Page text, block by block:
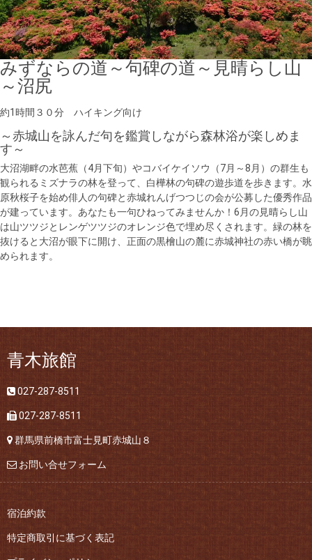
みずならの道～句碑の道～見晴らし山
～沼尻
約1時間３０分 ハイキング向け
～赤城山を詠んだ句を鑑賞しながら森林浴が楽しめま
す～
大沼湖畔の水芭蕉（4月下旬）やコバイケイソウ（7月～8月）の群生も
観られるミズナラの林を登って、白樺林の句碑の遊歩道を歩きます。水
原秋桜子を始め俳人の句碑と赤城れんげつつじの会が公募した優秀作品
が建っています。あなたも一句ひねってみませんか！6月の見晴らし山
は山ツツジとレンゲツツジのオレンジ色で埋め尽くされます。緑の林を
抜けると大沼が眼下に開け、正面の黒檜山の麓に赤城神社の赤い橋が眺
められます。
青木旅館
027-287-8511
027-287-8511
群馬県前橋市富士見町赤城山８
お問い合せフォーム
宿泊約款
特定商取引に基づく表記